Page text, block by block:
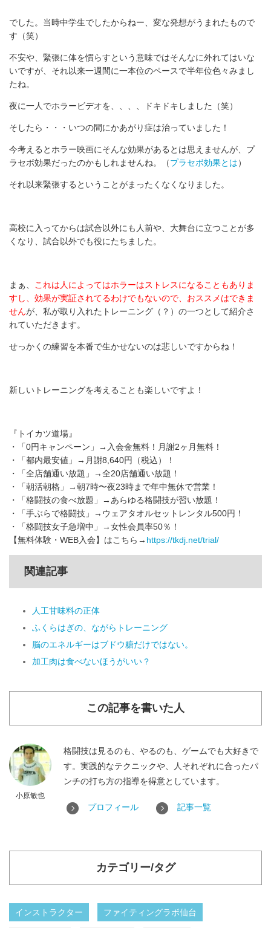
でした。当時中学生でしたからねー、変な発想がうまれたもので
す（笑）
不安や、緊張に体を慣らすという意味ではそんなに外れてはいな
いですが、それ以来一週間に一本位のペースで半年位色々みまし
たね。
夜に一人でホラービデオを、、、、ドキドキしました（笑）
そしたら・・・いつの間にかあがり症は治っていました！
今考えるとホラー映画にそんな効果があるとは思えませんが、プ
ラセボ効果だったのかもしれませんね。（プラセボ効果とは）
それ以来緊張するということがまったくなくなりました。
高校に入ってからは試合以外にも人前や、大舞台に立つことが多
くなり、試合以外でも役にたちました。
まぁ、 これは人によってはホラーはストレスになることもありま
すし、効果が実証されてるわけでもないので、おススメはできま
せんが、私が取り入れたトレーニング（？）の一つとして紹介さ
れていただきます。
せっかくの練習を本番で生かせないのは悲しいですからね！
新しいトレーニングを考えることも楽しいですよ！
『トイカツ道場』
・「0円キャンペーン」→入会金無料！月謝2ヶ月無料！
・「都内最安値」→月謝8,640円（税込）！
・「全店舗通い放題」→全20店舗通い放題！
・「朝活朝格」→朝7時〜夜23時まで年中無休で営業！
・「格闘技の食べ放題」→あらゆる格闘技が習い放題！
・「手ぶらで格闘技」→ウェアタオルセットレンタル500円！
・「格闘技女子急増中」→女性会員率50％！
【無料体験・WEB入会】はこちら→ https://tkdj.net/trial/
関連記事
人工甘味料の正体
ふくらはぎの、ながらトレーニング
脳のエネルギーはブドウ糖だけではない。
加工肉は食べないほうがいい？
この記事を書いた人
小原敏也
格闘技は見るのも、やるのも、ゲームでも大好きで
す。実践的なテクニックや、人それぞれに合ったパ
ンチの打ち方の指導を得意としています。
プロフィール 記事一覧
カテゴリー/タグ
インストラクター ファイティングラボ仙台